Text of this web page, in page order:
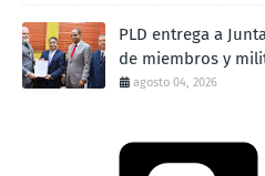
PLD entrega a
de miembros y
agosto 04, 2026